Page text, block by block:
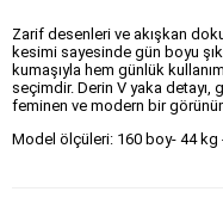
Zarif desenleri ve akışkan
kesimi sayesinde gün boyu
kumaşıyla hem günlük
seçimdir. Derin V yaka detayı,
feminen ve modern bir
Model ölçüleri: 160 boy- 44